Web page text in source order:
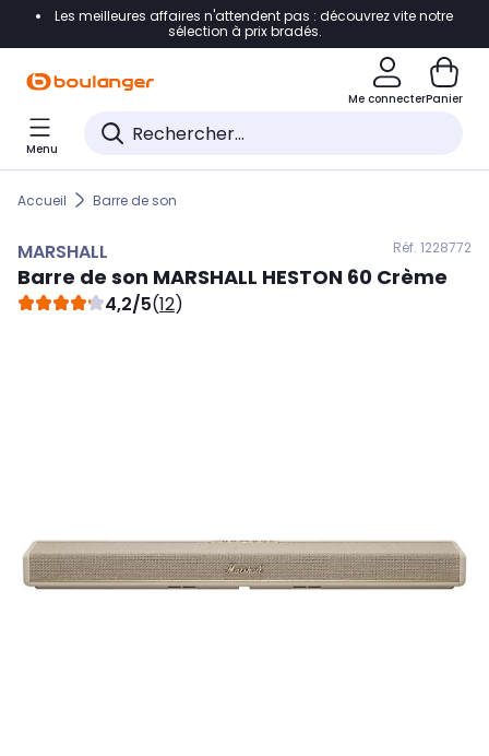
Accéder directement à la navigation
Accéder directement au pied de page
Accéder directement au chatbot
Les meilleures affaires n'attendent pas : découvrez vite notre
sélection à prix bradés.
Me connecterPanier
Menu
Accueil Barre de son
MARSHALL Réf. 1228772
Barre de son MARSHALL HESTON 60 Crème
4,2/5(12)